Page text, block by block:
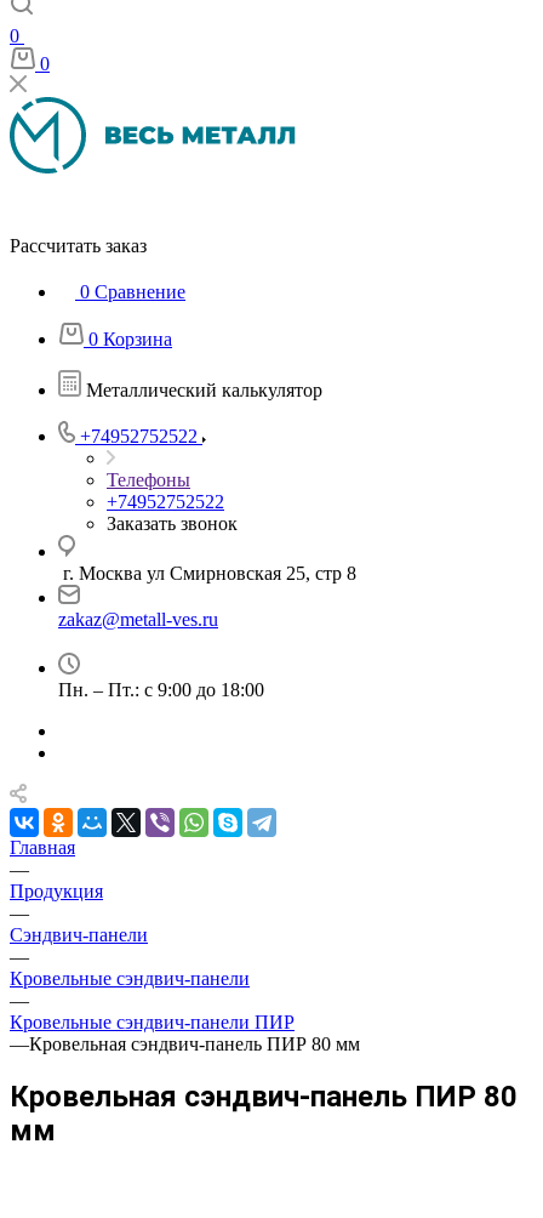
0
0
Рассчитать заказ
0 Сравнение
0 Корзина
Металлический калькулятор
+74952752522
Телефоны
+74952752522
Заказать звонок
г. Москва ул Смирновская 25, стр 8
zakaz@metall-ves.ru
Пн. – Пт.: с 9:00 до 18:00
Главная
—
Продукция
—
Сэндвич-панели
—
Кровельные сэндвич-панели
—
Кровельные сэндвич-панели ПИР
—Кровельная сэндвич-панель ПИР 80 мм
Кровельная сэндвич-панель ПИР 80
мм